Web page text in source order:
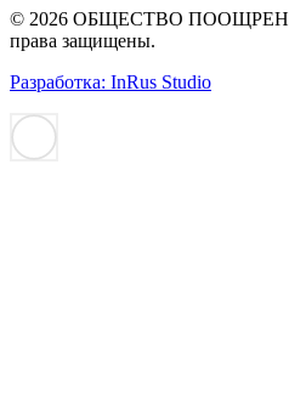
© 2026 ОБЩЕСТВО
права защищены.
Разработка: InRus Studio